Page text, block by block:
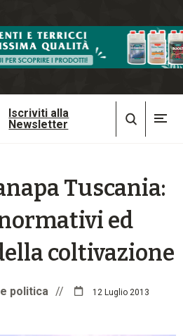
Iscriviti alla
Newsletter
Tuscania:
ed
coltivazione
politica // 12 Luglio 2013